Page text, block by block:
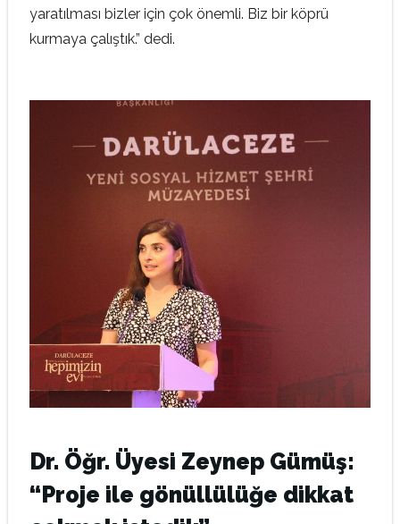
yaratılması bizler için çok önemli. Biz bir köprü
kurmaya çalıştık.” dedi.
Dr. Öğr. Üyesi Zeynep Gümüş:
“Proje ile gönüllülüğe dikkat